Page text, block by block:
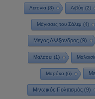
Λετονία (3) Λιβύη (2)
Μάγισσες του Σάλεμ (4)
Μέγας Αλέξανδρος(9)
Μαλάουι (1)
Μαρόκο (6)
Μινωικός Πολιτισμός (9)